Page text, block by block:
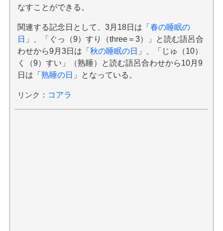
なすことができる。
関連する記念日として、3月18日は「 春の睡眠の
日 」、「ぐっ（9）すり（three＝3）」と読む語呂合
わせから9月3日は「 秋の睡眠の日 」、「じゅ（10）
く（9）すい」（熟睡）と読む語呂合わせから10月9
日は「 熟睡の日 」となっている。
リンク ： コアラ